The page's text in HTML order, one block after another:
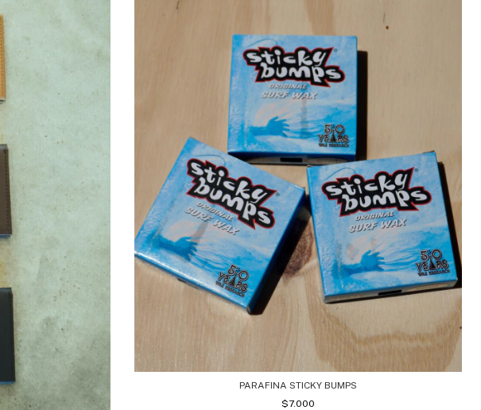
PARAFINA STICKY BUMPS
$7.000